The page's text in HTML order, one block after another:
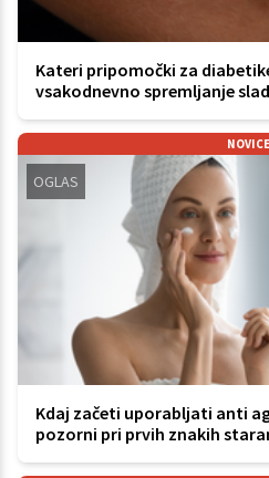
Kateri pripomočki za
vsakodnevno spremljanje
NOVICE
OGLAS
Kdaj začeti uporabljati anti
pozorni pri prvih znakih